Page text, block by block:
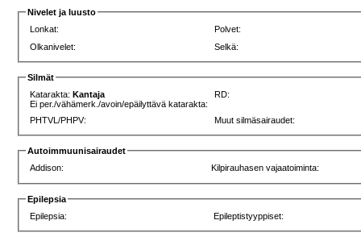
Nivelet ja luusto
Lonkat:
Polvet:
Olkanivelet:
Selkä:
Silmät
Katarakta:Kantaja
Ei per./vähämerk./avoin/epäilyttävä katarakta:
RD:
PHTVL/PHPV: Muut silmäsairaudet:
Autoimmuunisairaudet
Addison:
Kilpirauhasen vajaatoiminta:
Epilepsia
Epilepsia:
Epileptistyyppiset: